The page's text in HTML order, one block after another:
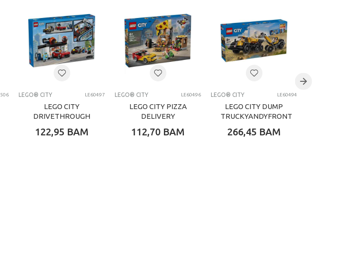
LEGO® CITY LE60497
LEGO CITY
DRIVETHROUGH
122,95 BAM
LEGO® CITY LE60496
LEGO CITY PIZZA
DELIVERY
112,70 BAM
LEGO® CITY LE60494
LEGO CITY DUMP
TRUCKYANDYFRONT
266,45 BAM